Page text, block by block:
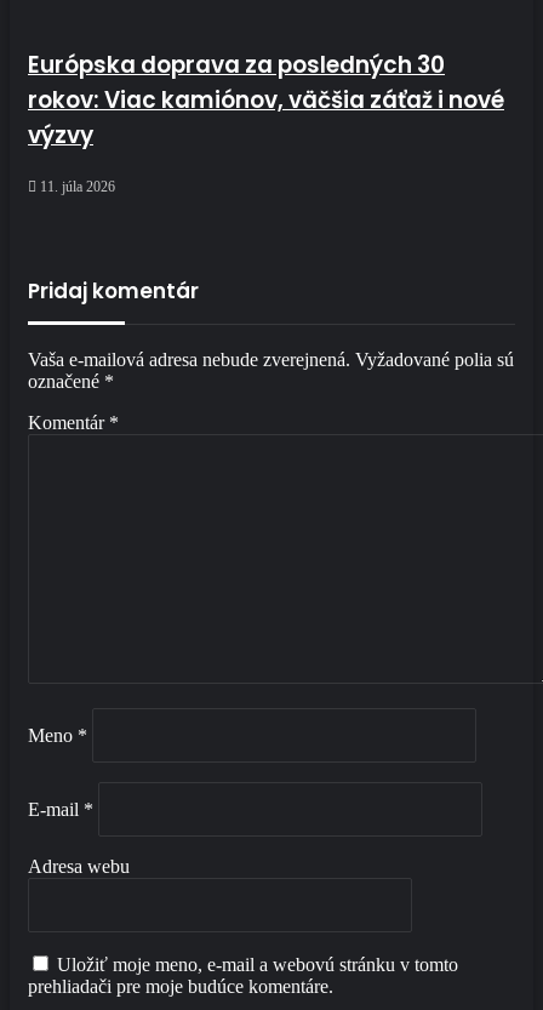
Európska doprava za posledných 30
rokov: Viac kamiónov, väčšia záťaž i nové
výzvy
11. júla 2026
Pridaj komentár
Vaša e-mailová adresa nebude zverejnená. Vyžadované polia sú
označené *
Komentár *
Meno *
E-mail *
Adresa webu
Uložiť moje meno, e-mail a webovú stránku v tomto
prehliadači pre moje budúce komentáre.